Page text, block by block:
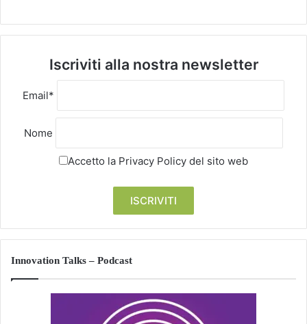
Iscriviti alla nostra newsletter
Email*
Nome
Accetto la Privacy Policy del sito web
Innovation Talks – Podcast